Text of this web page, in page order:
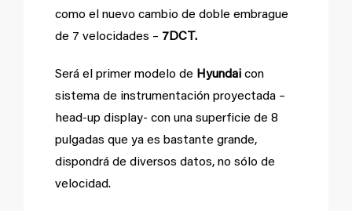
como el nuevo cambio de doble embrague
de 7 velocidades – 7DCT.
Será el primer modelo de Hyundai con
sistema de instrumentación proyectada –
head-up display- con una superficie de 8
pulgadas que ya es bastante grande,
dispondrá de diversos datos, no sólo de
velocidad.